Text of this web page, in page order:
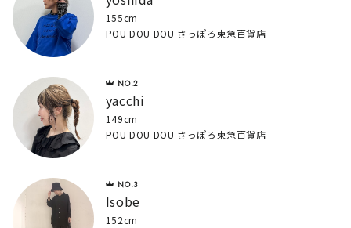
155cm
POU DOU DOU さっぽろ東急百貨店
yacchi
149cm
POU DOU DOU さっぽろ東急百貨店
Isobe
152cm